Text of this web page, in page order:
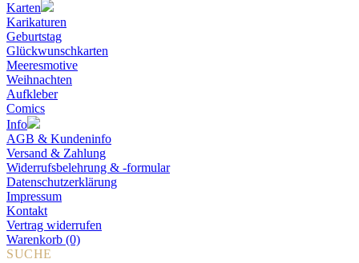
Karten
Karikaturen
Geburtstag
Glückwunschkarten
Meeresmotive
Weihnachten
Aufkleber
Comics
Info
AGB & Kundeninfo
Versand & Zahlung
Widerrufsbelehrung & -formular
Datenschutzerklärung
Impressum
Kontakt
Vertrag widerrufen
Warenkorb (0)
SUCHE